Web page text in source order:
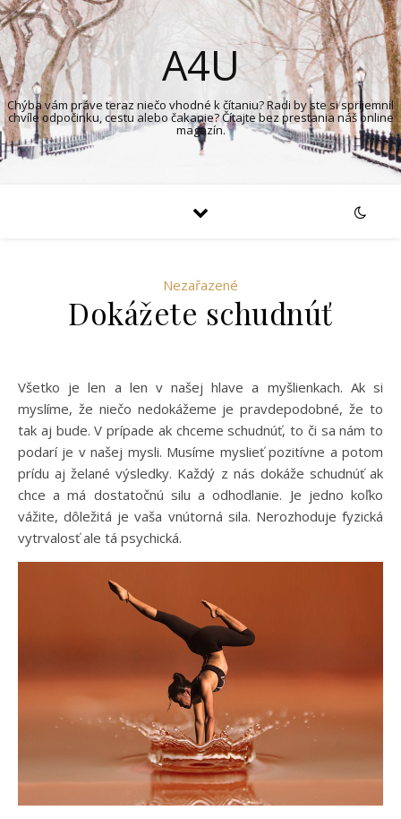
A4U
Chýba vám práve teraz niečo vhodné k čítaniu? Radi by ste si spríjemnil
chvíle odpočinku, cestu alebo čakanie? Čítajte bez prestania náš online
magazín.
Nezařazené
Dokážete schudnúť
Všetko je len a len v našej hlave a myšlienkach. Ak si
myslíme, že niečo nedokážeme je pravdepodobné, že to
tak aj bude. V prípade ak chceme schudnúť, to či sa nám to
podarí je v našej mysli. Musíme myslieť pozitívne a potom
prídu aj želané výsledky. Každý z nás dokáže schudnúť ak
chce a má dostatočnú silu a odhodlanie. Je jedno koľko
vážite, dôležitá je vaša vnútorná sila. Nerozhoduje fyzická
vytrvalosť ale tá psychická.